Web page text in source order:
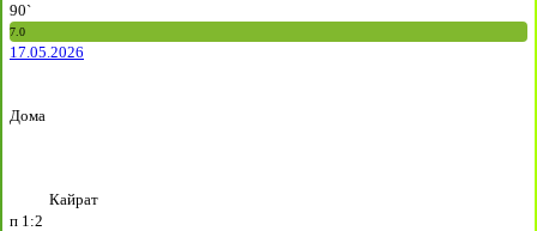
90`
7.0
17.05.2026
Дома
Кайрат
п 1:2